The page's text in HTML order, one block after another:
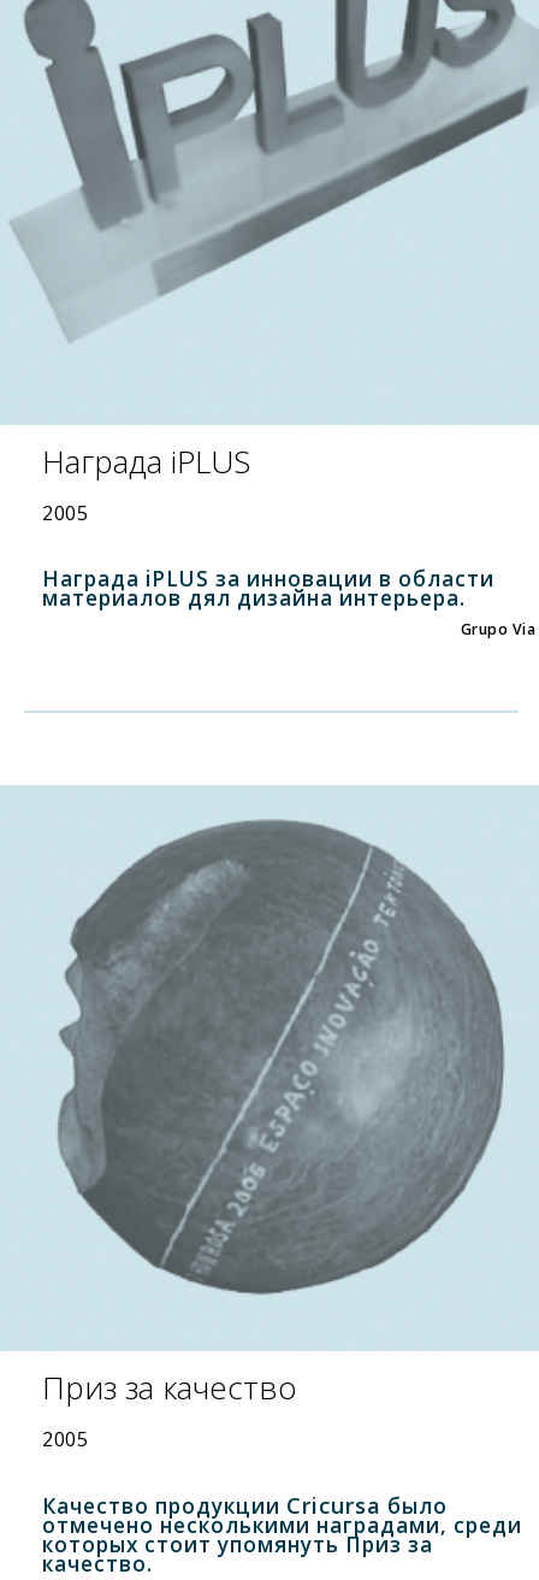
Награда iPLUS
2005
Награда iPLUS за инновации в области
материалов дял дизайна интерьера.
Grupo Via
Приз за качество
2005
Качество продукции Cricursa было
отмечено несколькими наградами, среди
которых стоит упомянуть Приз за
качество.